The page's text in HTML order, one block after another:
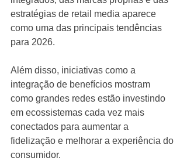
estratégias de retail media aparece
como uma das principais tendências
para 2026.
Além disso, iniciativas como a
integração de benefícios mostram
como grandes redes estão investindo
em ecossistemas cada vez mais
conectados para aumentar a
fidelização e melhorar a experiência do
consumidor.